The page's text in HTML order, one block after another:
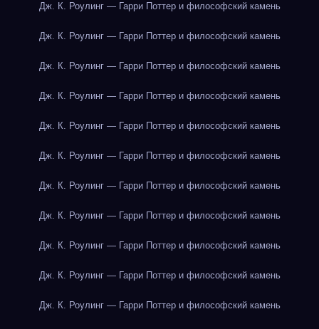
Дж. К. Роулинг — Гарри Поттер и философский камень
Дж. К. Роулинг — Гарри Поттер и философский камень
Дж. К. Роулинг — Гарри Поттер и философский камень
Дж. К. Роулинг — Гарри Поттер и философский камень
Дж. К. Роулинг — Гарри Поттер и философский камень
Дж. К. Роулинг — Гарри Поттер и философский камень
Дж. К. Роулинг — Гарри Поттер и философский камень
Дж. К. Роулинг — Гарри Поттер и философский камень
Дж. К. Роулинг — Гарри Поттер и философский камень
Дж. К. Роулинг — Гарри Поттер и философский камень
Дж. К. Роулинг — Гарри Поттер и философский камень